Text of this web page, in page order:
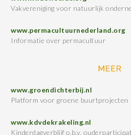
Vakvereniging voor natuurlijk
www.permacultuurnederland.org
Informatie over permacultuur
MEER
www.groendichterbij.nl
Platform voor groene buurtprojecten
www.kdvdekrakeling.nl
Kinderdagverblijf o.b.v.